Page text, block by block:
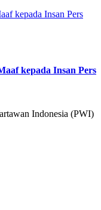
kepada Insan Pers
Indonesia (PWI)